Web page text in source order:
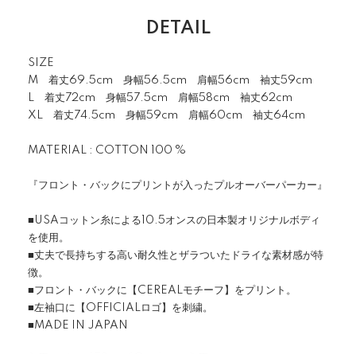
DETAIL
SIZE
M 着丈69.5cm 身幅56.5cm 肩幅56cm 袖丈59cm
L 着丈72cm 身幅57.5cm 肩幅58cm 袖丈62cm
XL 着丈74.5cm 身幅59cm 肩幅60cm 袖丈64cm
MATERIAL : COTTON 100 %
『フロント・バックにプリントが入ったプルオーバーパーカー』
■USAコットン糸による10.5オンスの日本製オリジナルボディ
を使用。
■丈夫で長持ちする高い耐久性とザラついたドライな素材感が特
徴。
■フロント・バックに【CEREALモチーフ】をプリント。
■左袖口に【OFFICIALロゴ】を刺繍。
■MADE IN JAPAN